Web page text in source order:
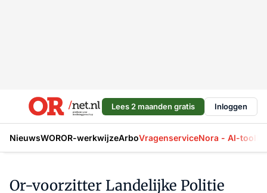
Lees 2 maanden gratis Inloggen
NieuwsWOROR-werkwijzeArboVragenserviceNora - AI-tool
Or-voorzitter Landelijke Politie